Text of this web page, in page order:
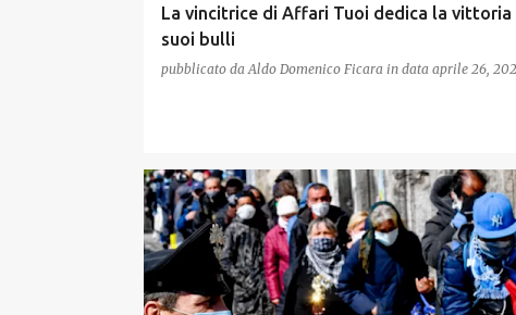
La vincitrice di Affari Tuoi dedica la vittoria
suoi bulli
pubblicato da Aldo Domenico Ficara in data aprile 26,